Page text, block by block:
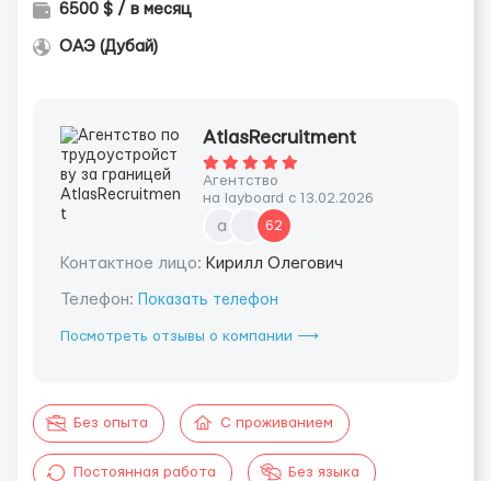
6500 $ / в месяц
ОАЭ (Дубай)
AtlasRecruitment
Агентство
на layboard с 13.02.2026
a 62
Контактное лицо: Кирилл Олегович
Телефон: Показать телефон
Посмотреть отзывы о компании ⟶
Без опыта С проживанием
Постоянная работа Без языка